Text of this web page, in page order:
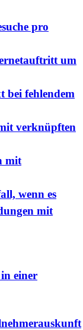
pro
um
bei fehlendem
verknüpften
mit
wenn es
mit
einer